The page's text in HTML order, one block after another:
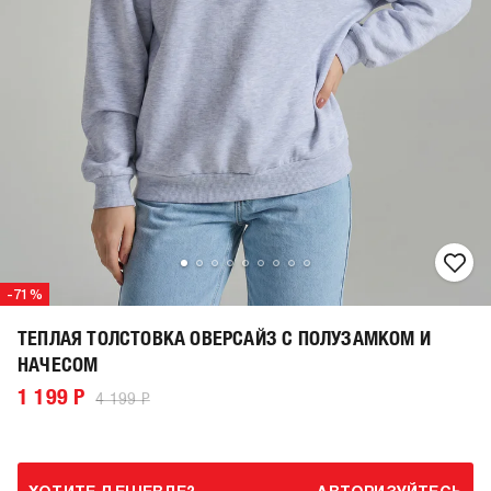
-71%
ТЕПЛАЯ ТОЛСТОВКА ОВЕРСАЙЗ С ПОЛУЗАМКОМ И
НАЧЕСОМ
1 199 Р 4 199 Р